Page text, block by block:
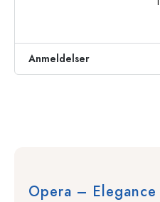
Anmeldelser
Opera –